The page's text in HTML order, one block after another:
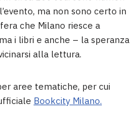
ma non sono certo in
che Milano riesce a
i libri e anche – la speranza
alla lettura.
aree tematiche, per cui
Bookcity Milano.